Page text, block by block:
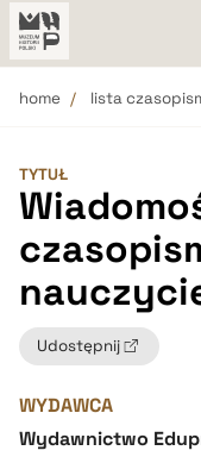
home lista
TYTUŁ
Udostępnij
WYDAWCA
Wydawnictwo